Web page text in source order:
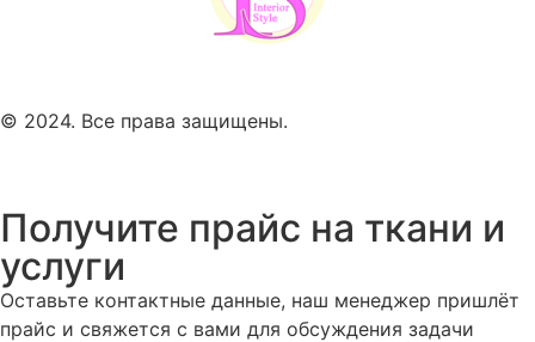
© 2024. Все права защищены.
Получите прайс на ткани и
услуги
Оставьте контактные данные, наш менеджер пришлёт
прайс и свяжется с вами для обсуждения задачи